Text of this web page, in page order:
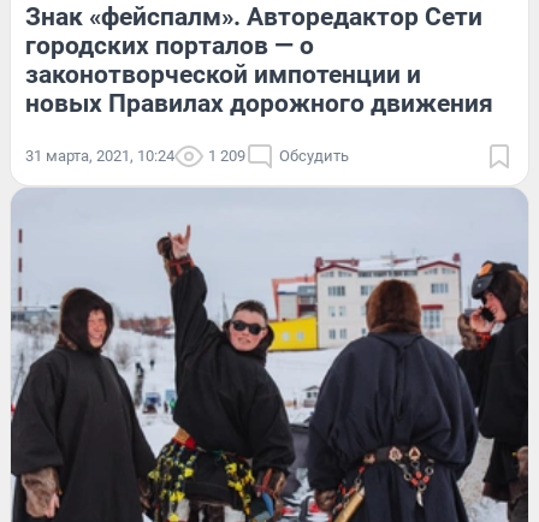
Знак «фейспалм». Авторедактор Сети
городских порталов — о
законотворческой импотенции и
новых Правилах дорожного движения
31 марта, 2021, 10:24 1 209 Обсудить